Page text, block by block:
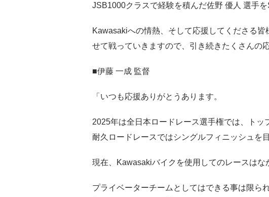
JSB1000クラスで経験を積んだ佐野 優人 選手
Kawasakiへの情熱、そして応援してくださる
せて戦っていきますので、引き続きたくさんの
■伊藤 一成 監督
「いつも応援ありがとうあります。
2025年は全日本ロードレース選手権では、トッ
耐久ロードレースではシングルフィニッシュを
現在、Kawasakiバイクを使用してのレースはな
プライベーターチームとしてはできる事は限ら